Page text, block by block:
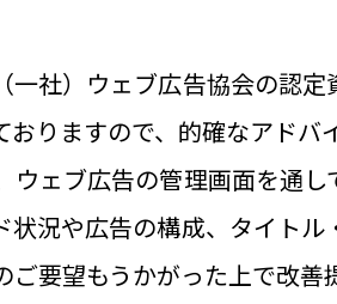
一社）ウェブ広告協会の認
りますので、的確なアドバ
ェブ広告の管理画面を通し
状況や広告の構成、タイト
要望もうかがった上で改善